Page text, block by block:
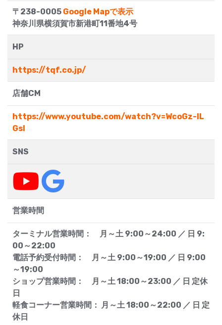
〒238-0005 Google Mapで表示
神奈川県横須賀市新港町11番地4号
HP
https://tqf.co.jp/
店舗CM
https://www.youtube.com/watch?v=WcoGz-IL
GsI
SNS
営業時間
ターミナル営業時間： 月～土 9:00～24:00 ／ 日 9:
00～22:00
電話予約受付時間： 月～土 9:00～19:00 ／ 日 9:00
～19:00
ショップ営業時間： 月～土 18:00～23:00 ／ 日 定休
日
軽食コーナー営業時間： 月～土 18:00～22:00 ／ 日 定
休日